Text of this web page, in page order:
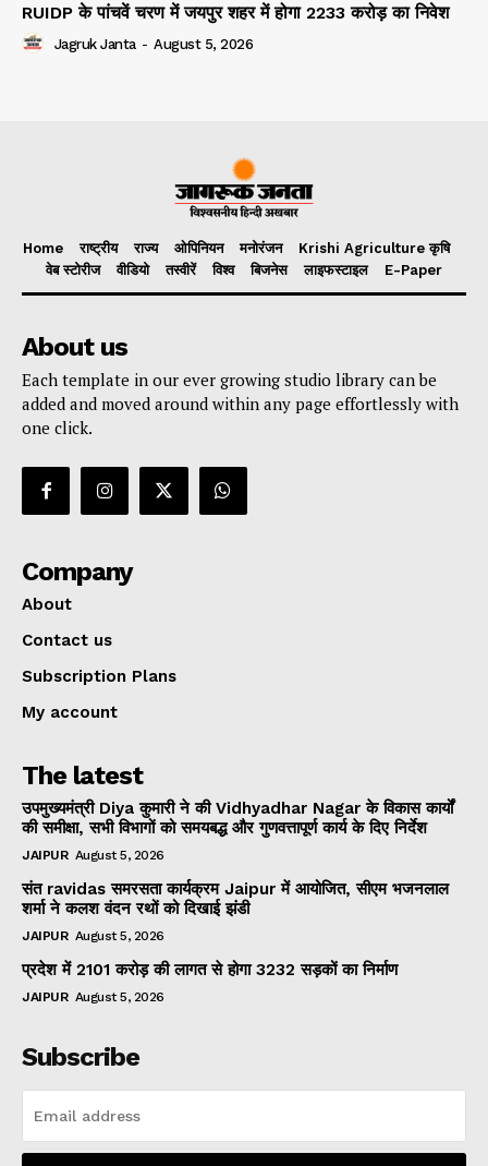
RUIDP के पांचवें चरण में जयपुर शहर में होगा 2233 करोड़ का निवेश
Jagruk Janta - August 5, 2026
Home राष्ट्रीय राज्य ओपिनियन मनोरंजन
Krishi Agriculture कृषि
वेब स्टोरीज
वीडियो तस्वीरें विश्व बिजनेस लाइफस्टाइल E-Paper
About us
Each template in our ever growing studio library can be
added and moved around within any page effortlessly with
one click.
Company
About
Contact us
Subscription Plans
My account
The latest
उपमुख्यमंत्री Diya कुमारी ने की Vidhyadhar Nagar के विकास कार्यों
की समीक्षा, सभी विभागों को समयबद्ध और गुणवत्तापूर्ण कार्य के दिए निर्देश
JAIPUR August 5, 2026
संत ravidas समरसता कार्यक्रम Jaipur में आयोजित, सीएम भजनलाल
शर्मा ने कलश वंदन रथों को दिखाई झंडी
JAIPUR August 5, 2026
प्रदेश में 2101 करोड़ की लागत से होगा 3232 सड़कों का निर्माण
JAIPUR August 5, 2026
Subscribe